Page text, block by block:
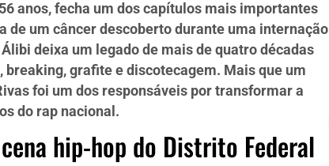
anos, fecha um dos capítulos mais importantes
um câncer descoberto durante uma internação
deixa um legado de mais de quatro décadas
grafite e discotecagem. Mais que um
foi um dos responsáveis por transformar a
do rap nacional.
hip-hop do Distrito Federal